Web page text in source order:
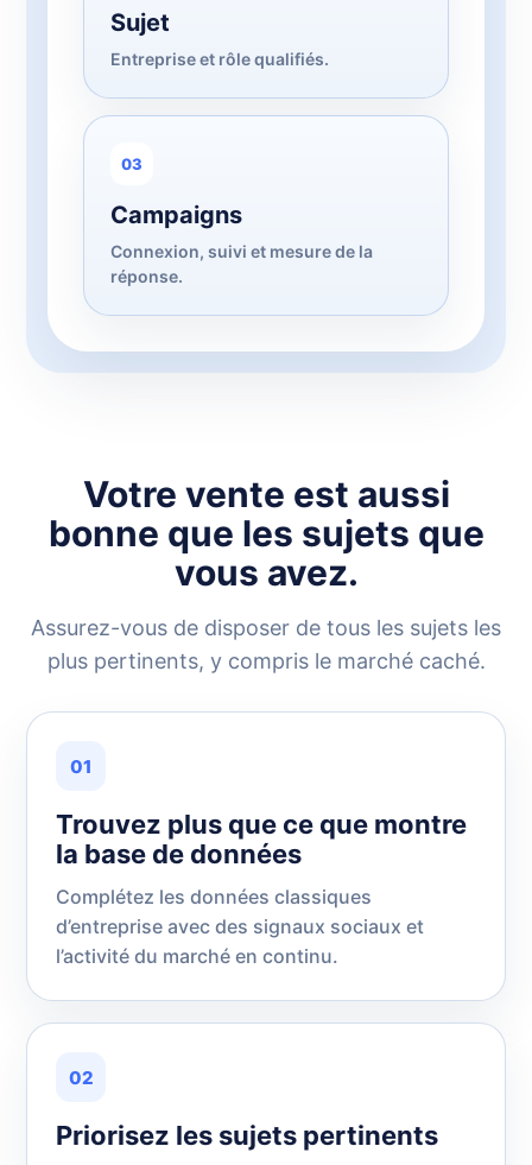
Sujet
Entreprise et rôle qualifiés.
03
Campaigns
Connexion, suivi et mesure de la
réponse.
Votre vente est aussi
bonne que les sujets que
vous avez.
Assurez-vous de disposer de tous les sujets les
plus pertinents, y compris le marché caché.
01
Trouvez plus que ce que montre
la base de données
Complétez les données classiques
d’entreprise avec des signaux sociaux et
l’activité du marché en continu.
02
Priorisez les sujets pertinents